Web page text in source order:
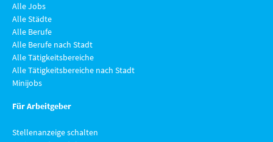
Alle Jobs
Alle Städte
Alle Berufe
Alle Berufe nach Stadt
Alle Tätigkeitsbereiche
Alle Tätigkeitsbereiche nach Stadt
Minijobs
Für Arbeitgeber
Stellenanzeige schalten